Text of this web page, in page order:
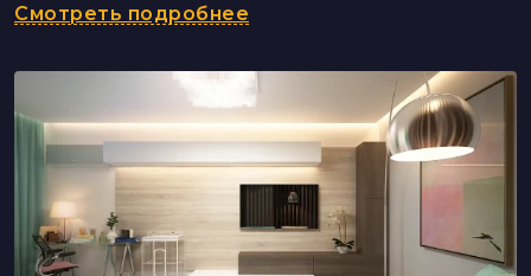
Смотреть подробнее